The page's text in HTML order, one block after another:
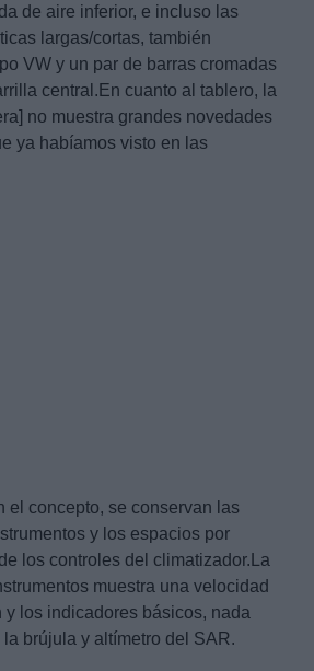
de aire inferior, e incluso las
largas/cortas, también
VW y un par de barras cromadas
central.En cuanto al tablero, la
no muestra grandes novedades
ya habíamos visto en las
el concepto, se conservan las
y los espacios por
los controles del climatizador.La
muestra una velocidad
y los indicadores básicos, nada
brújula y altímetro del SAR.